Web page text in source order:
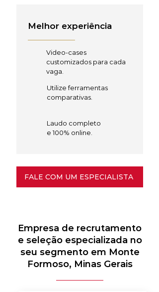
Melhor experiência
Video-cases
customizados para cada
vaga.
Utilize ferramentas
comparativas.
Laudo completo
e 100% online.
FALE COM UM ESPECIALISTA
Empresa de recrutamento
e seleção especializada no
seu segmento em Monte
Formoso, Minas Gerais